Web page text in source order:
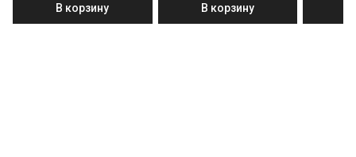
В корзину
В корзину